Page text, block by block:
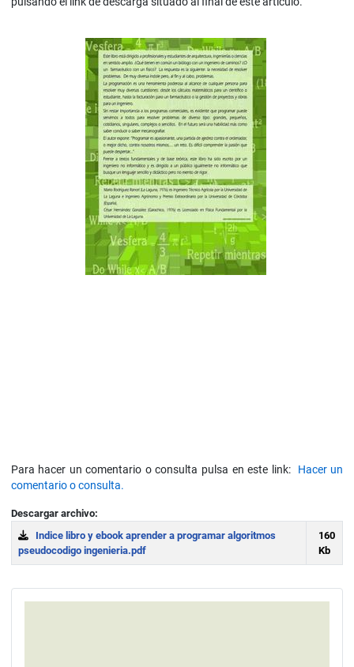
Para hacer un comentario o consulta pulsa en este link:
Hacer un
comentario o consulta.
Descargar archivo:
Indice libro y ebook aprender a programar algoritmos
pseudocodigo ingenieria.pdf
160
Kb